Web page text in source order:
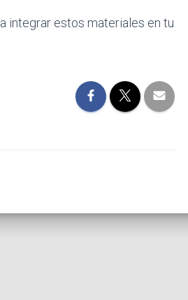
integrar estos materiales en tu